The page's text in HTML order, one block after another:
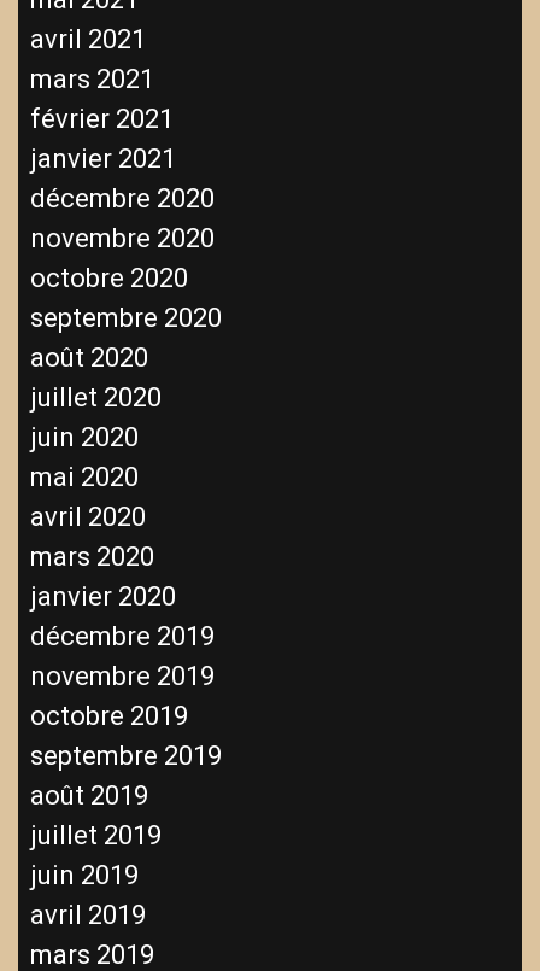
avril 2021
mars 2021
février 2021
janvier 2021
décembre 2020
novembre 2020
octobre 2020
septembre 2020
août 2020
juillet 2020
juin 2020
mai 2020
avril 2020
mars 2020
janvier 2020
décembre 2019
novembre 2019
octobre 2019
septembre 2019
août 2019
juillet 2019
juin 2019
avril 2019
mars 2019